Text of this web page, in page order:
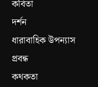
কবিতা
দর্শন
ধারাবাহিক উপন্যাস
প্রবন্ধ
কথকতা